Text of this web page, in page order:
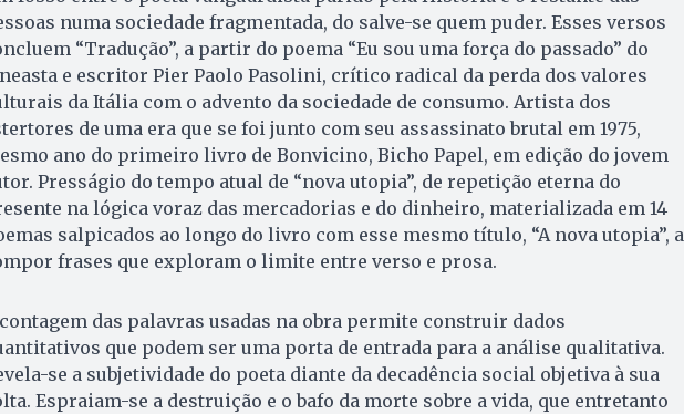
numa sociedade fragmentada, do salve-se quem puder. Esses versos
“Tradução”, a partir do poema “Eu sou uma força do passado” do
e escritor Pier Paolo Pasolini, crítico radical da perda dos valores
da Itália com o advento da sociedade de consumo. Artista dos
de uma era que se foi junto com seu assassinato brutal em 1975,
ano do primeiro livro de Bonvicino, Bicho Papel, em edição do jovem
Presságio do tempo atual de “nova utopia”, de repetição eterna do
na lógica voraz das mercadorias e do dinheiro, materializada em 14
salpicados ao longo do livro com esse mesmo título, “A nova utopia”, a
frases que exploram o limite entre verso e prosa.
das palavras usadas na obra permite construir dados
que podem ser uma porta de entrada para a análise qualitativa.
se a subjetividade do poeta diante da decadência social objetiva à sua
Espraiam-se a destruição e o bafo da morte sobre a vida, que entretanto